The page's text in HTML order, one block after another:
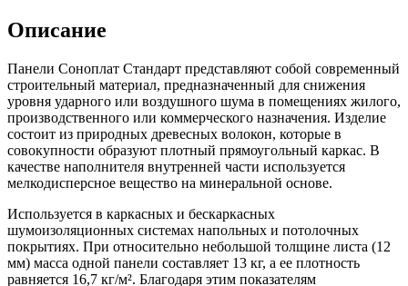
Описание
Панели Соноплат Стандарт представляют собой современный
строительный материал, предназначенный для снижения
уровня ударного или воздушного шума в помещениях жилого,
производственного или коммерческого назначения. Изделие
состоит из природных древесных волокон, которые в
совокупности образуют плотный прямоугольный каркас. В
качестве наполнителя внутренней части используется
мелкодисперсное вещество на минеральной основе.
Используется в каркасных и бескаркасных
шумоизоляционных системах напольных и потолочных
покрытиях. При относительно небольшой толщине листа (12
мм) масса одной панели составляет 13 кг, а ее плотность
равняется 16,7 кг/м². Благодаря этим показателям